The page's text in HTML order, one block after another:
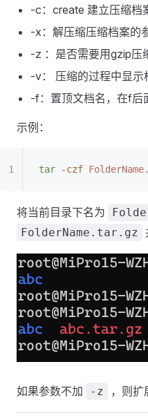
-c：create 建立压缩档
-x：解压缩压缩档案的
-z ：是否需要用gzip压
-v： 压缩的过程中显示
-f：置顶文档名，在f后
示例：
tar -czf
将当前目录下名为
FolderName.tar.gz
如果参数不加 -z ，则扩